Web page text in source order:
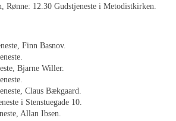
Rønne: 12.30 Gudstjeneste i Metodistkirken.
Finn Basnov.
Bjarne Willer.
Claus Bækgaard.
i Stenstuegade 10.
Allan Ibsen.